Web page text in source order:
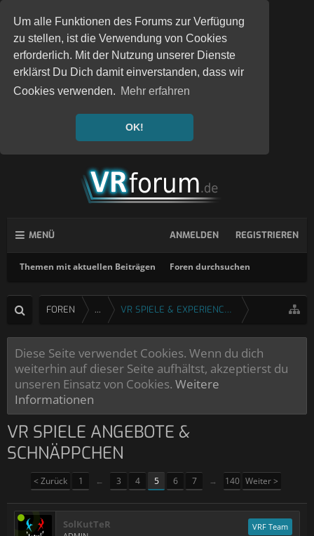
Um alle Funktionen des Forums zur Verfügung
zu stellen, ist die Verwendung von Cookies
erforderlich. Mit der Nutzung unserer Dienste
erklärst Du Dich damit einverstanden, dass wir
Cookies verwenden. Mehr erfahren
OK!
MENÜ
Themen mit aktuellen Beiträgen Foren durchsuchen
ANMELDEN REGISTRIEREN
FOREN ... VR SPIELE & EXPERIENCES
Diese Seite verwendet Cookies. Wenn du dich
weiterhin auf dieser Seite aufhältst, akzeptierst du
unseren Einsatz von Cookies. Weitere
Informationen
VR SPIELE ANGEBOTE &
SCHNÄPPCHEN
< Zurück 1 ← 3 4 5 6 7 → 140 Weiter >
SolKutTeR VRF Team